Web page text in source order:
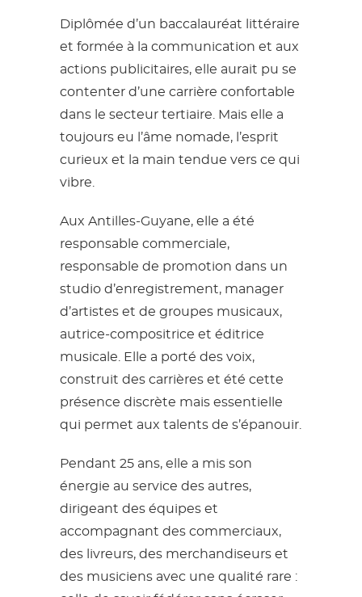
Diplômée d’un baccalauréat littéraire
et formée à la communication et aux
actions publicitaires, elle aurait pu se
contenter d’une carrière confortable
dans le secteur tertiaire. Mais elle a
toujours eu l’âme nomade, l’esprit
curieux et la main tendue vers ce qui
vibre.
Aux Antilles-Guyane, elle a été
responsable commerciale,
responsable de promotion dans un
studio d’enregistrement, manager
d’artistes et de groupes musicaux,
autrice-compositrice et éditrice
musicale. Elle a porté des voix,
construit des carrières et été cette
présence discrète mais essentielle
qui permet aux talents de s’épanouir.
Pendant 25 ans, elle a mis son
énergie au service des autres,
dirigeant des équipes et
accompagnant des commerciaux,
des livreurs, des merchandiseurs et
des musiciens avec une qualité rare :